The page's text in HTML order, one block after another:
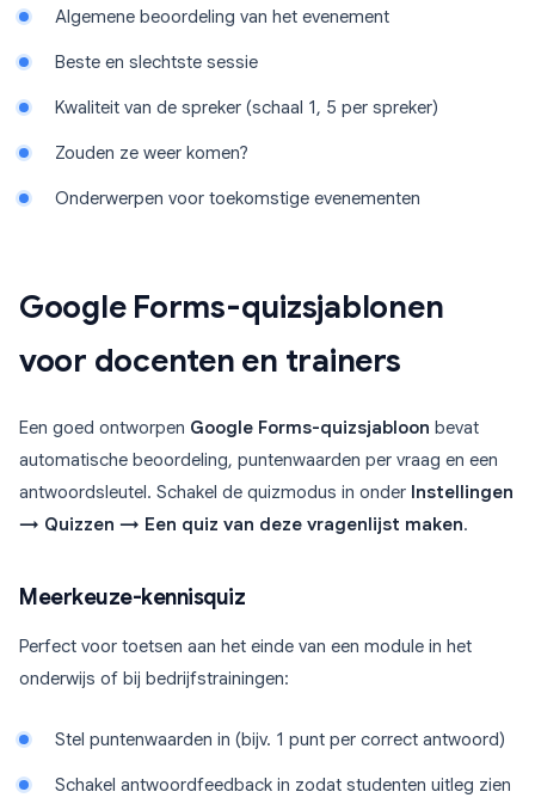
Algemene beoordeling van het evenement
Beste en slechtste sessie
Kwaliteit van de spreker (schaal 1, 5 per spreker)
Zouden ze weer komen?
Onderwerpen voor toekomstige evenementen
Google Forms-quizsjablonen
voor docenten en trainers
Een goed ontworpen Google Forms-quizsjabloon bevat
automatische beoordeling, puntenwaarden per vraag en een
antwoordsleutel. Schakel de quizmodus in onder Instellingen
→ Quizzen → Een quiz van deze vragenlijst maken.
Meerkeuze-kennisquiz
Perfect voor toetsen aan het einde van een module in het
onderwijs of bij bedrijfstrainingen:
Stel puntenwaarden in (bijv. 1 punt per correct antwoord)
Schakel antwoordfeedback in zodat studenten uitleg zien